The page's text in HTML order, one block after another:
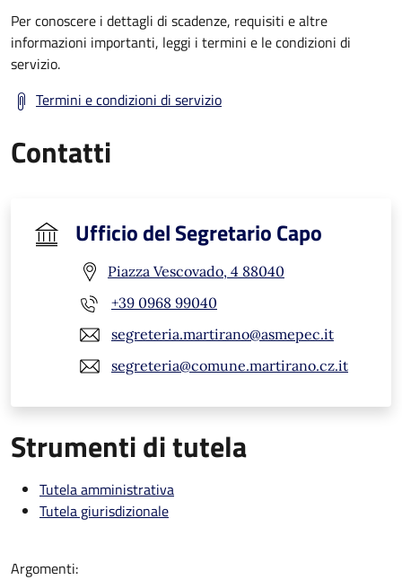
Per conoscere i dettagli di scadenze, requisiti e altre
informazioni importanti, leggi i termini e le condizioni di
servizio.
Termini e condizioni di servizio
Contatti
Ufficio del Segretario Capo
Piazza Vescovado, 4 88040
+39 0968 99040
segreteria.martirano@asmepec.it
segreteria@comune.martirano.cz.it
Strumenti di tutela
Tutela amministrativa
Tutela giurisdizionale
Argomenti: